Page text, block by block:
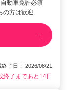
動車免許必須
の方は歓迎
了日： 2026/08/21
終了まであと14日